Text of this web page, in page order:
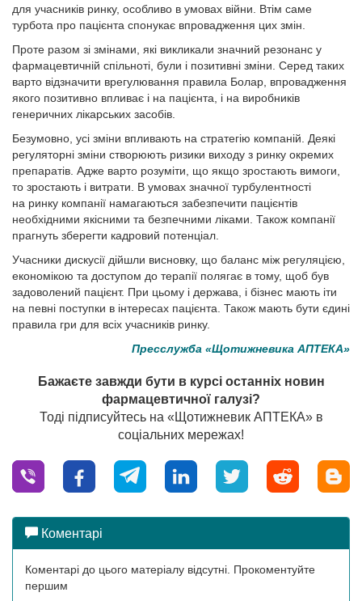
для учасників ринку, особливо в умовах війни. Втім саме
турбота про пацієнта спонукає впровадження цих змін.
Проте разом зі змінами, які викликали значний резонанс у
фармацевтичній спільноті, були і позитивні зміни. Серед таких
варто відзначити врегулювання правила Болар, впровадження
якого позитивно впливає і на пацієнта, і на виробників
генеричних лікарських засобів.
Безумовно, усі зміни впливають на стратегію компаній. Деякі
регуляторні зміни створюють ризики виходу з ринку окремих
препаратів. Адже варто розуміти, що якщо зростають вимоги,
то зростають і витрати. В умовах значної турбулентності
на ринку компанії намагаються забезпечити пацієнтів
необхідними якісними та безпечними ліками. Також компанії
прагнуть зберегти кадровий потенціал.
Учасники дискусії дійшли висновку, що баланс між регуляцією,
економікою та доступом до терапії полягає в тому, щоб був
задоволений пацієнт. При цьому і держава, і бізнес мають іти
на певні поступки в інтересах пацієнта. Також мають бути єдині
правила гри для всіх учасників ринку.
Пресслужба «Щотижневика АПТЕКА»
Бажаєте завжди бути в курсі останніх новин
фармацевтичної галузі?
Тоді підписуйтесь на «Щотижневик АПТЕКА» в
соціальних мережах!
Коментарі
Коментарі до цього матеріалу відсутні. Прокоментуйте
першим